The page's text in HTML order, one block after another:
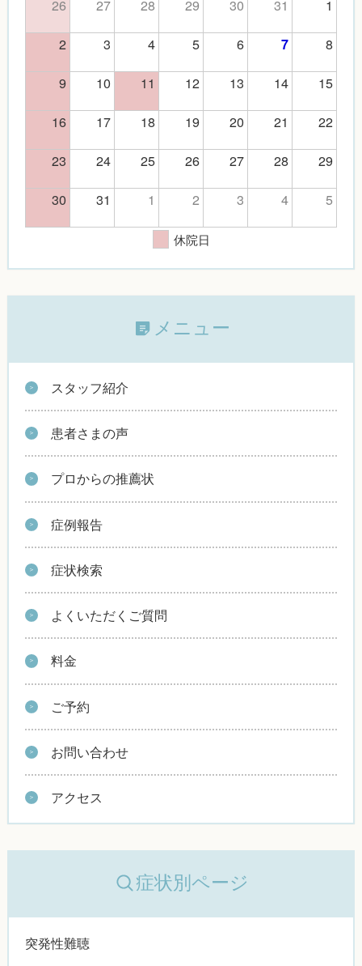
26 27 28 29 30 31
1
2
3 4 5 6 7
8
9
10 11 12 13 14
15
16
17 18 19 20 21
22
23
24 25 26 27 28
29
30
31 1 2 3 4 5
休院日
メニュー
スタッフ紹介
患者さまの声
プロからの推薦状
症例報告
症状検索
よくいただくご質問
料金
ご予約
お問い合わせ
アクセス
症状別ページ
突発性難聴